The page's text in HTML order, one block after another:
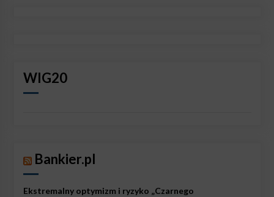
WIG20
Bankier.pl
Ekstremalny optymizm i ryzyko „Czarnego